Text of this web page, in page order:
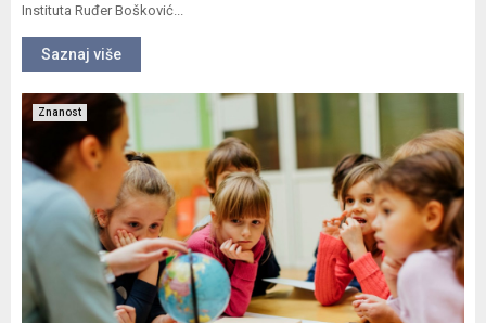
Instituta Ruđer Bošković...
Saznaj više
Znanost